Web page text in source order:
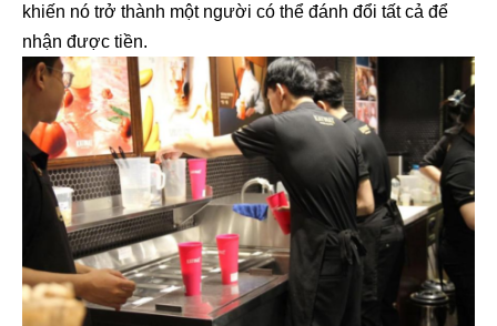
khiến nó trở thành một người có thể đánh đổi tất cả để
nhận được tiền.